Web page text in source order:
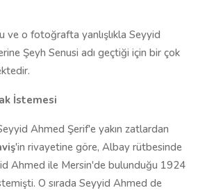
ve o fotoğrafta yanlışlıkla Seyyid
Şeyh Senusi adı geçtiği için bir çok
İstemesi
Ahmed Şerif'e yakın zatlardan
'in rivayetine göre, Albay rütbesinde
Ahmed ile Mersin'de bulunduğu 1924
O sırada Seyyid Ahmed de